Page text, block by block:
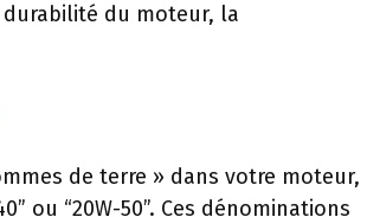
du moteur, la
de terre » dans votre moteur,
ou “20W-50”. Ces dénominations